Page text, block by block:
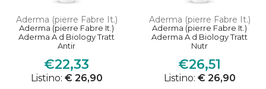
Aderma (pierre Fabre It.)
Aderma (pierre Fabre It.)
Aderma A d Biology Tratt
Antir
€22,33
Listino: € 26,90
Aderma (pierre Fabre It.)
Aderma (pierre Fabre It.)
Aderma A d Biology Tratt
Nutr
€26,51
Listino: € 26,90